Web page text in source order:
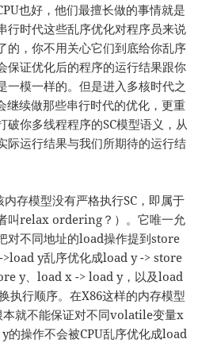
也好，他们最擅长做的事情就是
行时代这些乱序优化对程序员来说
的，你不用关心它们到底给你乱序
保证优化后的程序的运行结果跟你
一模一样的。但是进入多核时代之
继续做那些串行时代的优化，更重
破你多线程程序的SC模型语义，从
际运行结果与我们所期待的运行结
存模型没有严格执行SC，即属于
叫relax ordering？）。它唯一允
对不同地址的load操作提到store
y乱序优化成load y -> store
y、load x -> load y，以及load
执行顺序。在X86这样的内存模型
就不能保证对不同volatile变量x
的操作不会被CPU乱序优化成load